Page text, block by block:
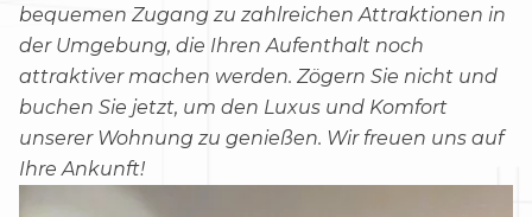
bequemen Zugang zu zahlreichen Attraktionen in
der Umgebung, die Ihren Aufenthalt noch
attraktiver machen werden. Zögern Sie nicht und
buchen Sie jetzt, um den Luxus und Komfort
unserer Wohnung zu genießen. Wir freuen uns auf
Ihre Ankunft!